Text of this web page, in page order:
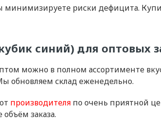
минимизируете риски дефицита.
синий) для оптовых
можно в полном ассортименте
обновляем склад еженедельно.
производителя по очень приятной
заказа.